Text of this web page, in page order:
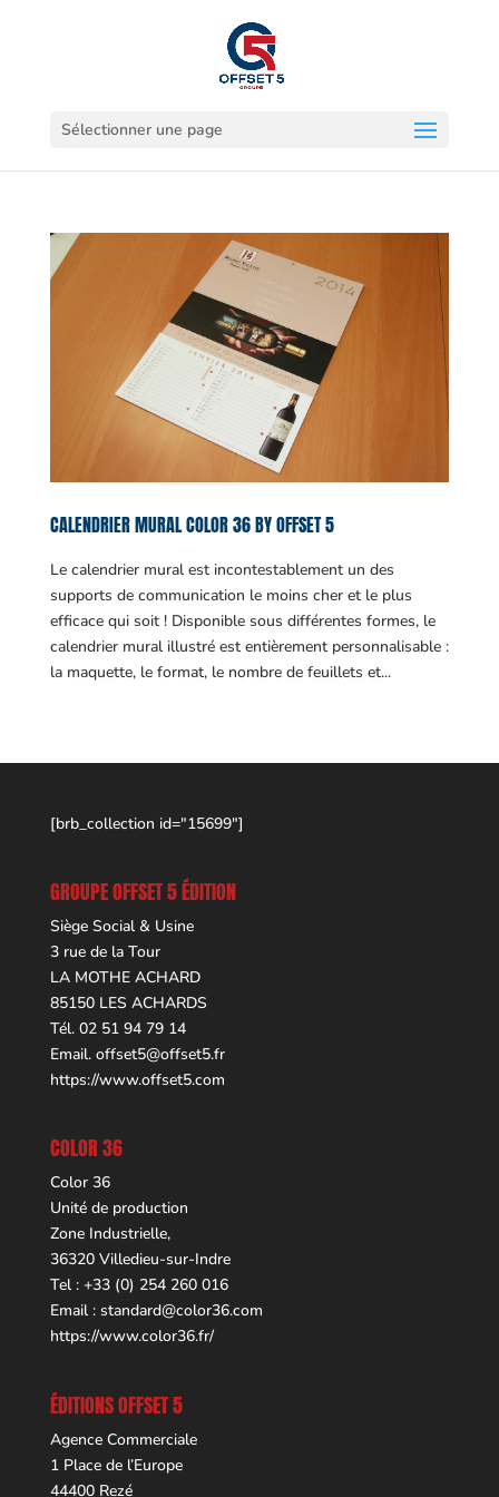
Sélectionner une page
CALENDRIER MURAL COLOR 36 BY OFFSET 5
Le calendrier mural est incontestablement un des
supports de communication le moins cher et le plus
efficace qui soit ! Disponible sous différentes formes, le
calendrier mural illustré est entièrement personnalisable :
la maquette, le format, le nombre de feuillets et...
[brb_collection id="15699"]
GROUPE OFFSET 5 ÉDITION
Siège Social & Usine
3 rue de la Tour
LA MOTHE ACHARD
85150 LES ACHARDS
Tél. 02 51 94 79 14
Email. offset5@offset5.fr
https://www.offset5.com
COLOR 36
Color 36
Unité de production
Zone Industrielle,
36320 Villedieu-sur-Indre
Tel : +33 (0) 254 260 016
Email : standard@color36.com
https://www.color36.fr/
ÉDITIONS OFFSET 5
Agence Commerciale
1 Place de l’Europe
44400 Rezé